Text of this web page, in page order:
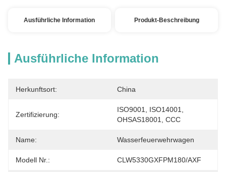
Ausführliche Information Produkt-Beschreibung
Ausführliche Information
Herkunftsort: China
Zertifizierung:
ISO9001, ISO14001,
OHSAS18001, CCC
Name: Wasserfeuerwehrwagen
Modell Nr.: CLW5330GXFPM180/AXF